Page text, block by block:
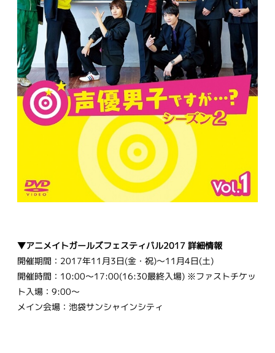
▼アニメイトガールズフェスティバル2017 詳細情報
開催期間：2017年11月3日(金・祝)～11月4日(土)
開催時間：10:00～17:00(16:30最終入場) ※ファストチケッ
ト入場：9:00～
メイン会場：池袋サンシャインシティ